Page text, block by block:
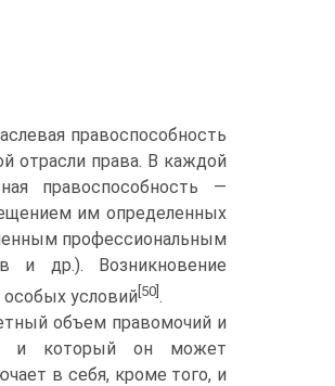
правоспособность
отрасли права. В каждой
правоспособность —
им определенных
профессиональным
и др.). Возникновение
условий [50].
объем правомочий и
и который он может
в себя, кроме того, и